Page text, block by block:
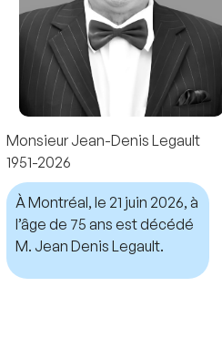
Monsieur Jean-Denis Legault
1951-2026
À Montréal, le 21 juin 2026, à
l’âge de 75 ans est décédé
M. Jean Denis Legault.